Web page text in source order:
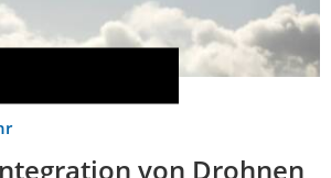
von Drohnen